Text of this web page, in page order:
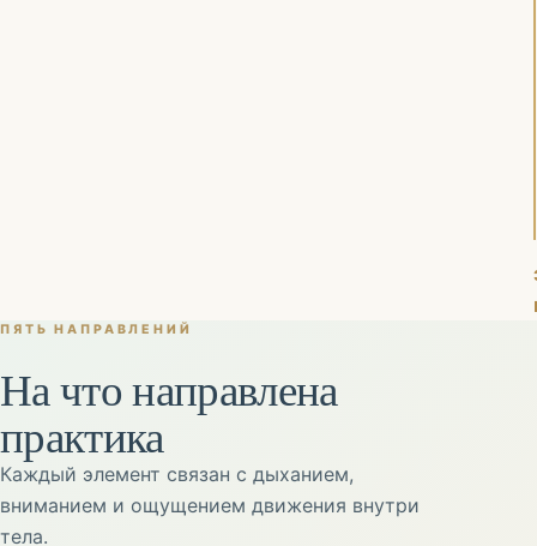
ПЯТЬ НАПРАВЛЕНИЙ
На что направлена
практика
Каждый элемент связан с дыханием,
вниманием и ощущением движения внутри
тела.